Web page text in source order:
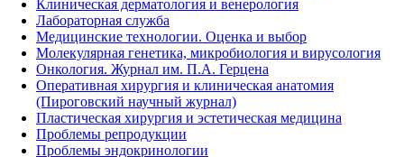
Клиническая дерматология и венерология
Лабораторная служба
Медицинские технологии. Оценка и выбор
Молекулярная генетика, микробиология и вирусология
Онкология. Журнал им. П.А. Герцена
Оперативная хирургия и клиническая анатомия
(Пироговский научный журнал)
Пластическая хирургия и эстетическая медицина
Проблемы репродукции
Проблемы эндокринологии